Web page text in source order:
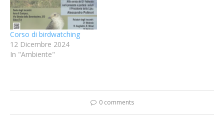
Corso di birdwatching
12 Dicembre 2024
In "Ambiente"
0 comments